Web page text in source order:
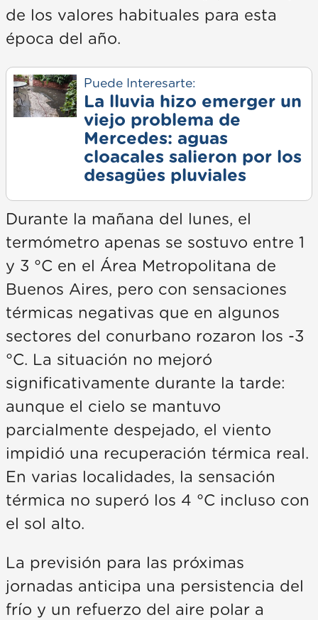
de los valores habituales para esta
época del año.
Puede Interesarte:
La lluvia hizo emerger un
viejo problema de
Mercedes: aguas
cloacales salieron por los
desagües pluviales
Durante la mañana del lunes, el
termómetro apenas se sostuvo entre 1
y 3 °C en el Área Metropolitana de
Buenos Aires, pero con sensaciones
térmicas negativas que en algunos
sectores del conurbano rozaron los -3
°C. La situación no mejoró
significativamente durante la tarde:
aunque el cielo se mantuvo
parcialmente despejado, el viento
impidió una recuperación térmica real.
En varias localidades, la sensación
térmica no superó los 4 °C incluso con
el sol alto.
La previsión para las próximas
jornadas anticipa una persistencia del
frío y un refuerzo del aire polar a